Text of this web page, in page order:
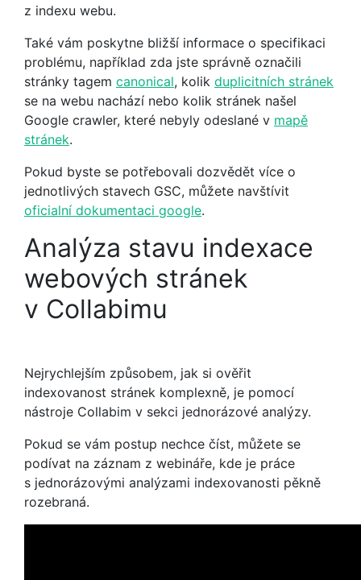
z indexu webu.
Také vám poskytne bližší informace o specifikaci
problému, například zda jste správně označili
stránky tagem canonical, kolik duplicitních stránek
se na webu nachází nebo kolik stránek našel
Google crawler, které nebyly odeslané v mapě
stránek.
Pokud byste se potřebovali dozvědět více o
jednotlivých stavech GSC, můžete navštívit
oficialní dokumentaci google.
Analýza stavu indexace
webových stránek
v Collabimu
Nejrychlejším způsobem, jak si ověřit
indexovanost stránek komplexně, je pomocí
nástroje Collabim v sekci jednorázové analýzy.
Pokud se vám postup nechce číst, můžete se
podívat na záznam z webináře, kde je práce
s jednorázovými analýzami indexovanosti pěkně
rozebraná.